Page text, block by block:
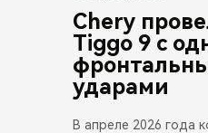
Chery
Tiggo 9 с
ударами
В апреле 2026 года